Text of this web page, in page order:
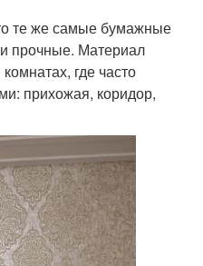
те же самые бумажные
прочные. Материал
где часто
прихожая, коридор,